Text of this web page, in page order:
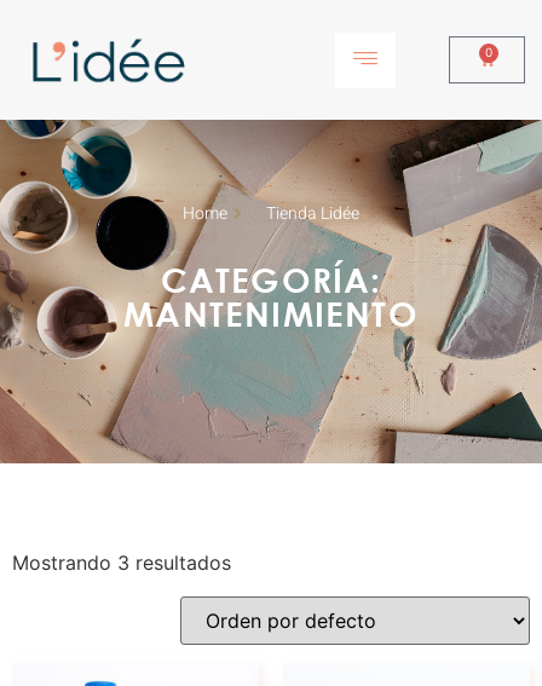
0
Home Tienda Lidée
CATEGORÍA:
MANTENIMIENTO
Mostrando 3 resultados